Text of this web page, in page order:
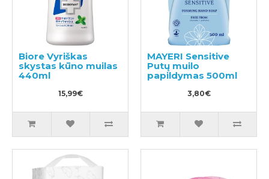
Biore Vyriškas
skystas kūno muilas
440ml
15,99€
MAYERI Sensitive
Putų muilo
papildymas 500ml
3,80€